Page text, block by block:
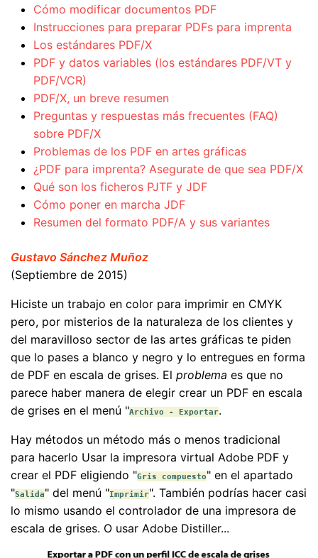
Cómo modificar documentos PDF
Instrucciones para preparar PDFs para imprenta
Los estándares PDF/X
PDF y datos variables (los estándares PDF/VT y
PDF/VCR)
PDF/X, un breve resumen
Preguntas y respuestas más frecuentes (FAQ)
sobre PDF/X
Problemas de los PDF en artes gráficas
¿PDF para imprenta? Asegurate de que sea PDF/X
Qué son los ficheros PJTF y JDF
Cómo poner en marcha JDF
Resumen del formato PDF/A y sus variantes
Gustavo Sánchez Muñoz
(Septiembre de 2015)
Hiciste un trabajo en color para imprimir en CMYK
pero, por misterios de la naturaleza de los clientes y
del maravilloso sector de las artes gráficas te piden
que lo pases a blanco y negro y lo entregues en forma
de PDF en escala de grises. El problema es que no
parece haber manera de elegir crear un PDF en escala
de grises en el menú "Archivo - Exportar.
Hay métodos un método más o menos tradicional
para hacerlo Usar la impresora virtual Adobe PDF y
crear el PDF eligiendo "Gris compuesto" en el apartado
"Salida" del menú "Imprimir". También podrías hacer casi
lo mismo usando el controlador de una impresora de
escala de grises. O usar Adobe Distiller...